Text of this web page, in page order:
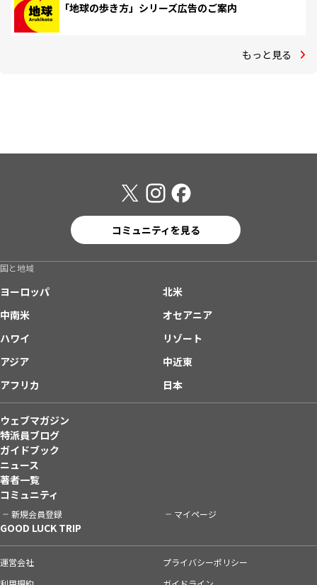
「地球の歩き方」シリーズ広告のご案内
もっと見る
コミュニティを見る
国と地域
ヨーロッパ
北米
中南米
オセアニア
ハワイ
リゾート
アジア
中近東
アフリカ
日本
ウェブマガジン
特派員ブログ
ガイドブック
ニュース
著者一覧
コミュニティ
新規会員登録 マイページ
GOOD LUCK TRIP
運営会社
プライバシーポリシー